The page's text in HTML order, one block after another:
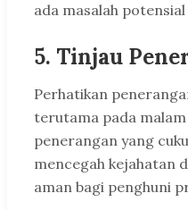
ada masalah
5. Tinjau
Perhatikan
terutama pada
penerangan yang
mencegah kejahatan
aman bagi penghuni